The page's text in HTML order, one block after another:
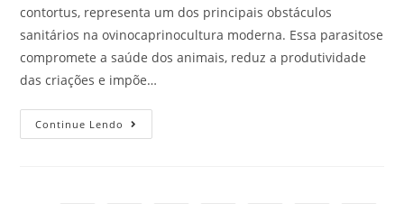
contortus, representa um dos principais obstáculos
sanitários na ovinocaprinocultura moderna. Essa parasitose
compromete a saúde dos animais, reduz a produtividade
das criações e impõe…
Continue Lendo